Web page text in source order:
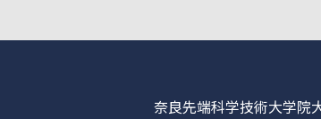
奈良先端科学技術大学院